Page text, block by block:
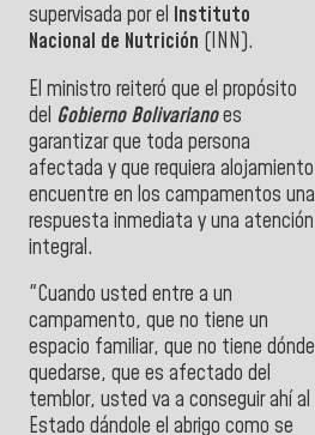
supervisada por el Instituto
Nacional de Nutrición (INN).
El ministro reiteró que el propósito
del Gobierno Bolivarianoes
garantizar que toda persona
afectada y que requiera alojamiento
encuentre en los campamentos una
respuesta inmediata y una atención
integral.
"Cuando usted entre a un
campamento, que no tiene un
espacio familiar, que no tiene dónde
quedarse, que es afectado del
temblor, usted va a conseguir ahí al
Estado dándole el abrigo como se